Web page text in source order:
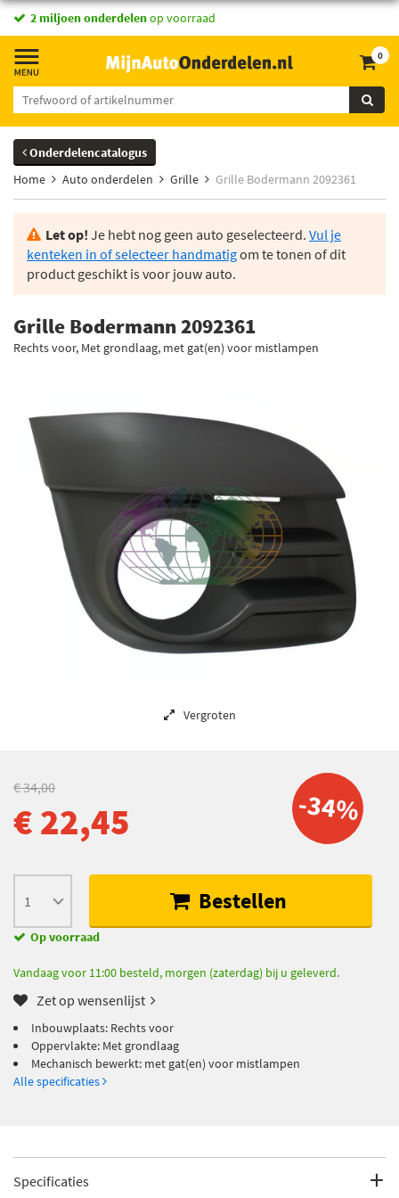
2 miljoen onderdelenop voorraad
0
Onderdelencatalogus
Home
Auto onderdelen Grille Grille Bodermann 2092361
Let op! Je hebt nog geen auto geselecteerd. Vul je
kenteken in of selecteer handmatigom te tonen of dit
product geschikt is voor jouw auto.
Grille Bodermann 2092361
Rechts voor, Met grondlaag, met gat(en) voor mistlampen
Vergroten
-34%
€ 34,00
€ 22,45
Bestellen
Op voorraad
Vandaag voor 11:00 besteld, morgen (zaterdag) bij u geleverd.
Zet op wensenlijst
Inbouwplaats: Rechts voor
Oppervlakte: Met grondlaag
Mechanisch bewerkt: met gat(en) voor mistlampen
Alle specificaties
Specificaties